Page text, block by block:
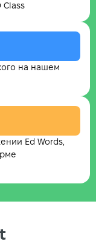
Class
на нашем
Ed Words,